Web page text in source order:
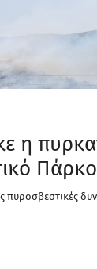
η
πυροσβεστικές